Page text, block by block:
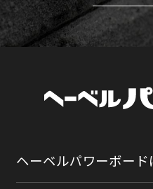
ヘーベルパワーボード